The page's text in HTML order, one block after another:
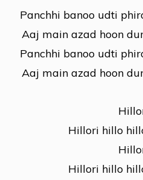
Panchhi banoo udti
Aaj main azad hoon
Panchhi banoo udti
Aaj main azad hoon
Hillori hillo
Hillori hillo